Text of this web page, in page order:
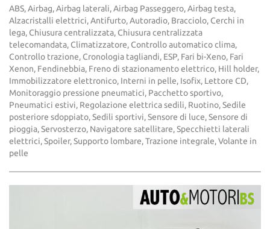
ABS, Airbag, Airbag laterali, Airbag Passeggero, Airbag testa,
Alzacristalli elettrici, Antifurto, Autoradio, Bracciolo, Cerchi in
lega, Chiusura centralizzata, Chiusura centralizzata
telecomandata, Climatizzatore, Controllo automatico clima,
Controllo trazione, Cronologia tagliandi, ESP, Fari bi-Xeno, Fari
Xenon, Fendinebbia, Freno di stazionamento elettrico, Hill holder,
Immobilizzatore elettronico, Interni in pelle, Isofix, Lettore CD,
Monitoraggio pressione pneumatici, Pacchetto sportivo,
Pneumatici estivi, Regolazione elettrica sedili, Ruotino, Sedile
posteriore sdoppiato, Sedili sportivi, Sensore di luce, Sensore di
pioggia, Servosterzo, Navigatore satellitare, Specchietti laterali
elettrici, Spoiler, Supporto lombare, Trazione integrale, Volante in
pelle